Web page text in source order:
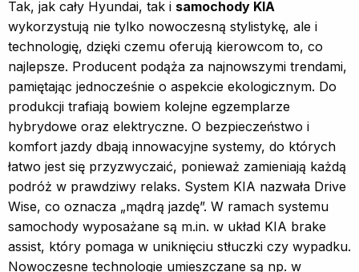
Tak, jak cały Hyundai, tak i samochody KIA
wykorzystują nie tylko nowoczesną stylistykę, ale i
technologię, dzięki czemu oferują kierowcom to, co
najlepsze. Producent podąża za najnowszymi trendami,
pamiętając jednocześnie o aspekcie ekologicznym. Do
produkcji trafiają bowiem kolejne egzemplarze
hybrydowe oraz elektryczne. O bezpieczeństwo i
komfort jazdy dbają innowacyjne systemy, do których
łatwo jest się przyzwyczaić, ponieważ zamieniają każdą
podróż w prawdziwy relaks. System KIA nazwała Drive
Wise, co oznacza „mądrą jazdę”. W ramach systemu
samochody wyposażane są m.in. w układ KIA brake
assist, który pomaga w uniknięciu stłuczki czy wypadku.
Nowoczesne technologie umieszczane są np. w